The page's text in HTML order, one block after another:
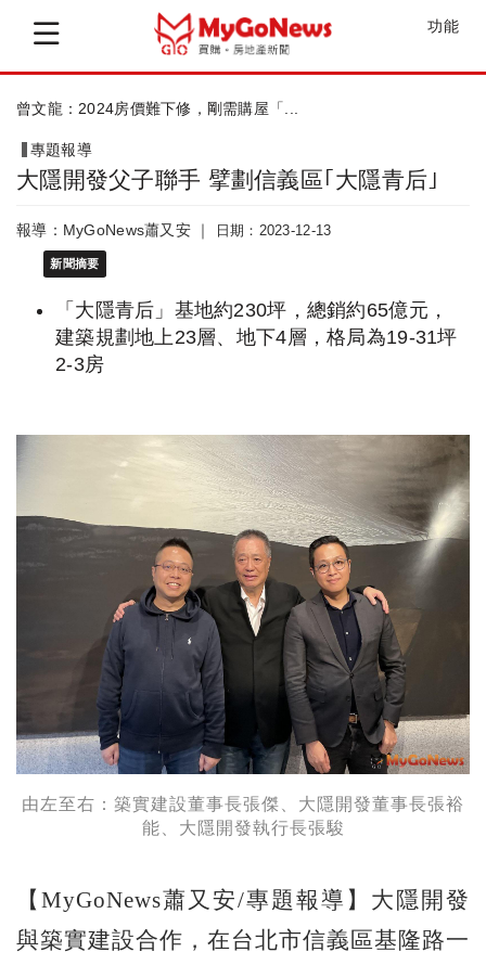
功能
曾文龍：2024房價難下修，剛需購屋「...
專題報導
大隱開發父子聯手 擘劃信義區｢大隱青后｣
報導：MyGoNews蕭又安 ｜ 日期：2023-12-13
新聞摘要
「大隱青后」基地約230坪，總銷約65億元，
建築規劃地上23層、地下4層，格局為19-31坪
2-3房
由左至右：築實建設董事長張傑、大隱開發董事長張裕
能、大隱開發執行長張駿
【MyGoNews蕭又安/專題報導】大隱開發
與築實建設合作，在台北市信義區基隆路一